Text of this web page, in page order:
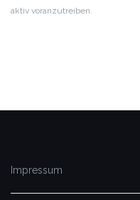
aktiv voranzutreiben.
Impressum